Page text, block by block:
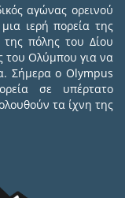
αγώνας ορεινού
ιερή πορεία της
της πόλης του Δίου
του Ολύμπου για να
Σήμερα ο Olympus
σε υπέρτατο
τα ίχνη της